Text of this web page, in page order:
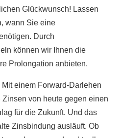
Glückwunsch! Lassen
wann Sie eine
Durch
können wir Ihnen die
Prolongation anbieten.
Mit einem Forward-Darlehen
von heute gegen einen
für die Zukunft. Und das
Zinsbindung ausläuft. Ob